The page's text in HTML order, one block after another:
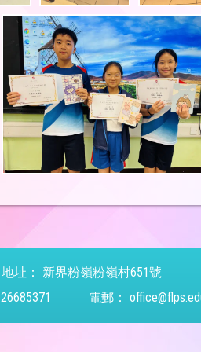
地址：
新界粉嶺粉嶺村651號
26685371 電郵：